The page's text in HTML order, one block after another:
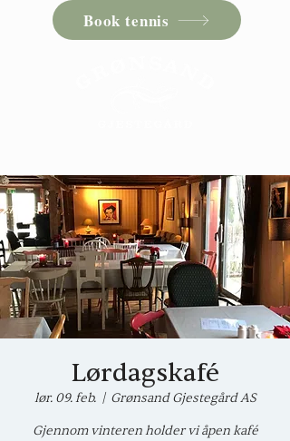
Book tennis
Lørdagskafé
lør. 09. feb.
  |
Grønsand Gjestegård AS
Gjennom vinteren holder vi åpen kafé